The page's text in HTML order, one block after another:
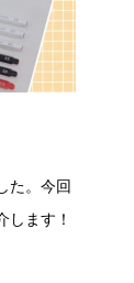
た。今回
します！